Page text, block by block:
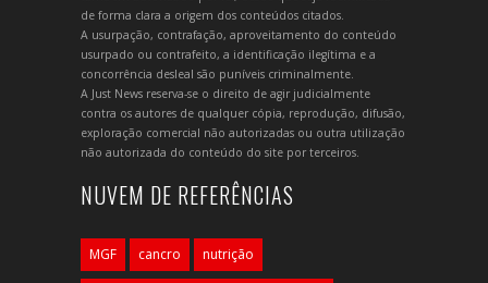
de forma clara a origem dos conteúdos citados.
A usurpação, contrafação, aproveitamento do conteúdo
usurpado ou contrafeito, a identificação ilegítima e a
concorrência desleal são puníveis criminalmente.
A Just News reserva-se o direito de agir judicialmente
contra os autores de qualquer cópia, reprodução, difusão,
exploração comercial não autorizadas ou outra utilização
não autorizada do conteúdo do site por terceiros.
NUVEM DE REFERÊNCIAS
MGF cancro nutrição